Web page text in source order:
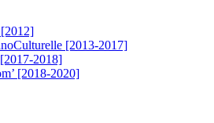
[2013-2017]
2018]
[2018-2020]